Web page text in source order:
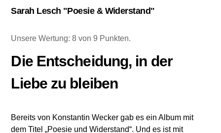
Sarah Lesch "Poesie & Widerstand"
Unsere Wertung: 8 von 9 Punkten.
Die Entscheidung, in der
Liebe zu bleiben
Bereits von Konstantin Wecker gab es ein Album mit
dem Titel „Poesie und Widerstand“. Und es ist mit